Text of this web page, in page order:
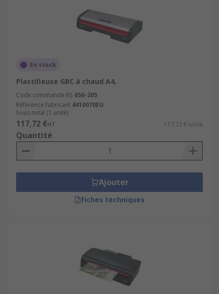
En stock
Plastifieuse GBC à chaud A4,
Code commande RS 656-205
Référence fabricant 4410070EU
Sous-total (1 unité)
117,72 €HT 117,72 €/unité
Quantité
Ajouter
Fiches techniques